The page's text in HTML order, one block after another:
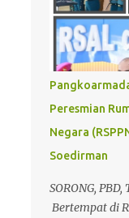
bapak dan
sudah
Indonesia
Warga
Pria, H. Abdul
PENGOBATAN
Ampuh Di
Dengan Waktu
Peresmian
Negara
Soedirman
SORONG,
Bertempat di